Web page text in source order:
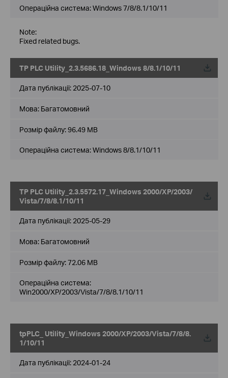
Операційна система: Windows 7/8/8.1/10/11
Note:
Fixed related bugs.
TP PLC Utility_2.3.5686.18_Windows 8/8.1/10/11
Дата публікації: 2025-07-10
Мова: Багатомовний
Розмір файлу:96.49 MB
Операційна система: Windows 8/8.1/10/11
TP PLC Utility_2.3.5572.17_Windows 2000/XP/2003/
Vista/7/8/8.1/10/11
Дата публікації: 2025-05-29
Мова: Багатомовний
Розмір файлу:72.06 MB
Операційна система:
Win2000/XP/2003/Vista/7/8/8.1/10/11
tpPLC_ Utility_Windows 2000/XP/2003/Vista/7/8/8.
1/10/11
Дата публікації: 2024-01-24